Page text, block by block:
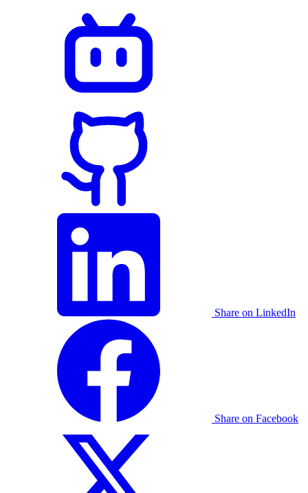
Share on LinkedIn
Share on Facebook